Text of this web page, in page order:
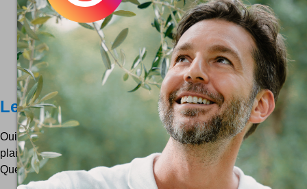
Le Spam : source de stress
Oui, je n'y vais pas par quatre chemins, ni même douze :
plaie innommable qui me plombe littéralement
Quelques pistes pour en venir à bout ...